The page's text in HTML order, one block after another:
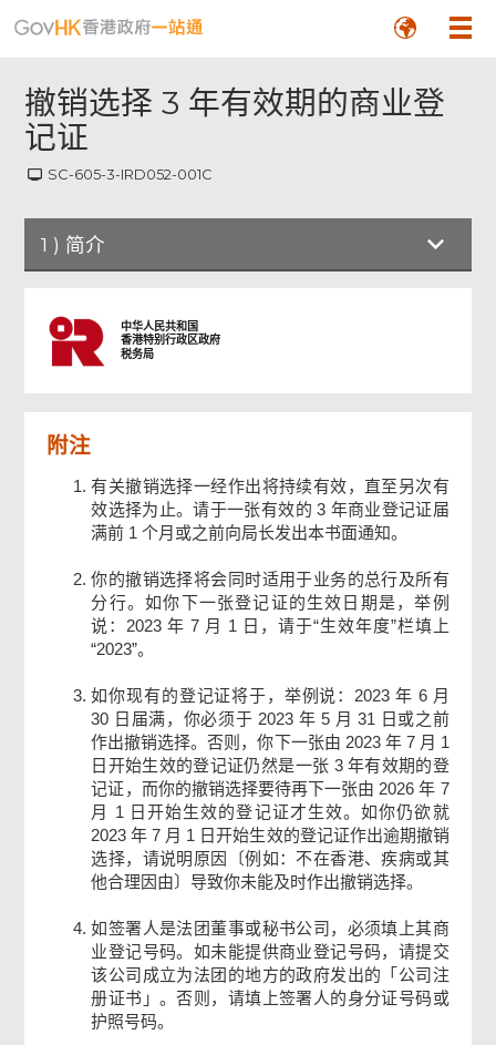
撤销选择 3 年有效期的商业登
记证
SC-605-3-IRD052-001C
1 ) 简介
签署人签署
确认通知书
中华人民共和国
香港特别行政区政府
税务局
附注
有关撤销选择一经作出将持续有效，直至另次有
效选择为止。请于一张有效的 3 年商业登记证届
满前 1 个月或之前向局长发出本书面通知。
你的撤销选择将会同时适用于业务的总行及所有
分行。如你下一张登记证的生效日期是，举例
说：2023 年 7 月 1 日，请于“生效年度”栏填上
“2023”。
如你现有的登记证将于，举例说：2023 年 6 月
30 日届满，你必须于 2023 年 5 月 31 日或之前
作出撤销选择。否则，你下一张由 2023 年 7 月 1
日开始生效的登记证仍然是一张 3 年有效期的登
记证，而你的撤销选择要待再下一张由 2026 年 7
月 1 日开始生效的登记证才生效。如你仍欲就
2023 年 7 月 1 日开始生效的登记证作出逾期撤销
选择，请说明原因〔例如：不在香港、疾病或其
他合理因由〕导致你未能及时作出撤销选择。
如签署人是法团董事或秘书公司，必须填上其商
业登记号码。如未能提供商业登记号码，请提交
该公司成立为法团的地方的政府发出的「公司注
册证书」。否则，请填上签署人的身分证号码或
护照号码。